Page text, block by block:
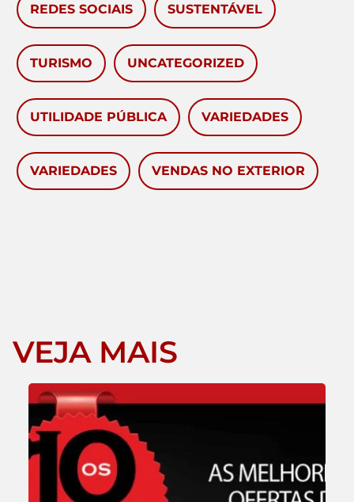
REDES SOCIAIS SUSTENTÁVEL
TURISMO UNCATEGORIZED
UTILIDADE PÚBLICA VARIEDADES
VARIEDADES VENDAS NO EXTERIOR
VEJA MAIS